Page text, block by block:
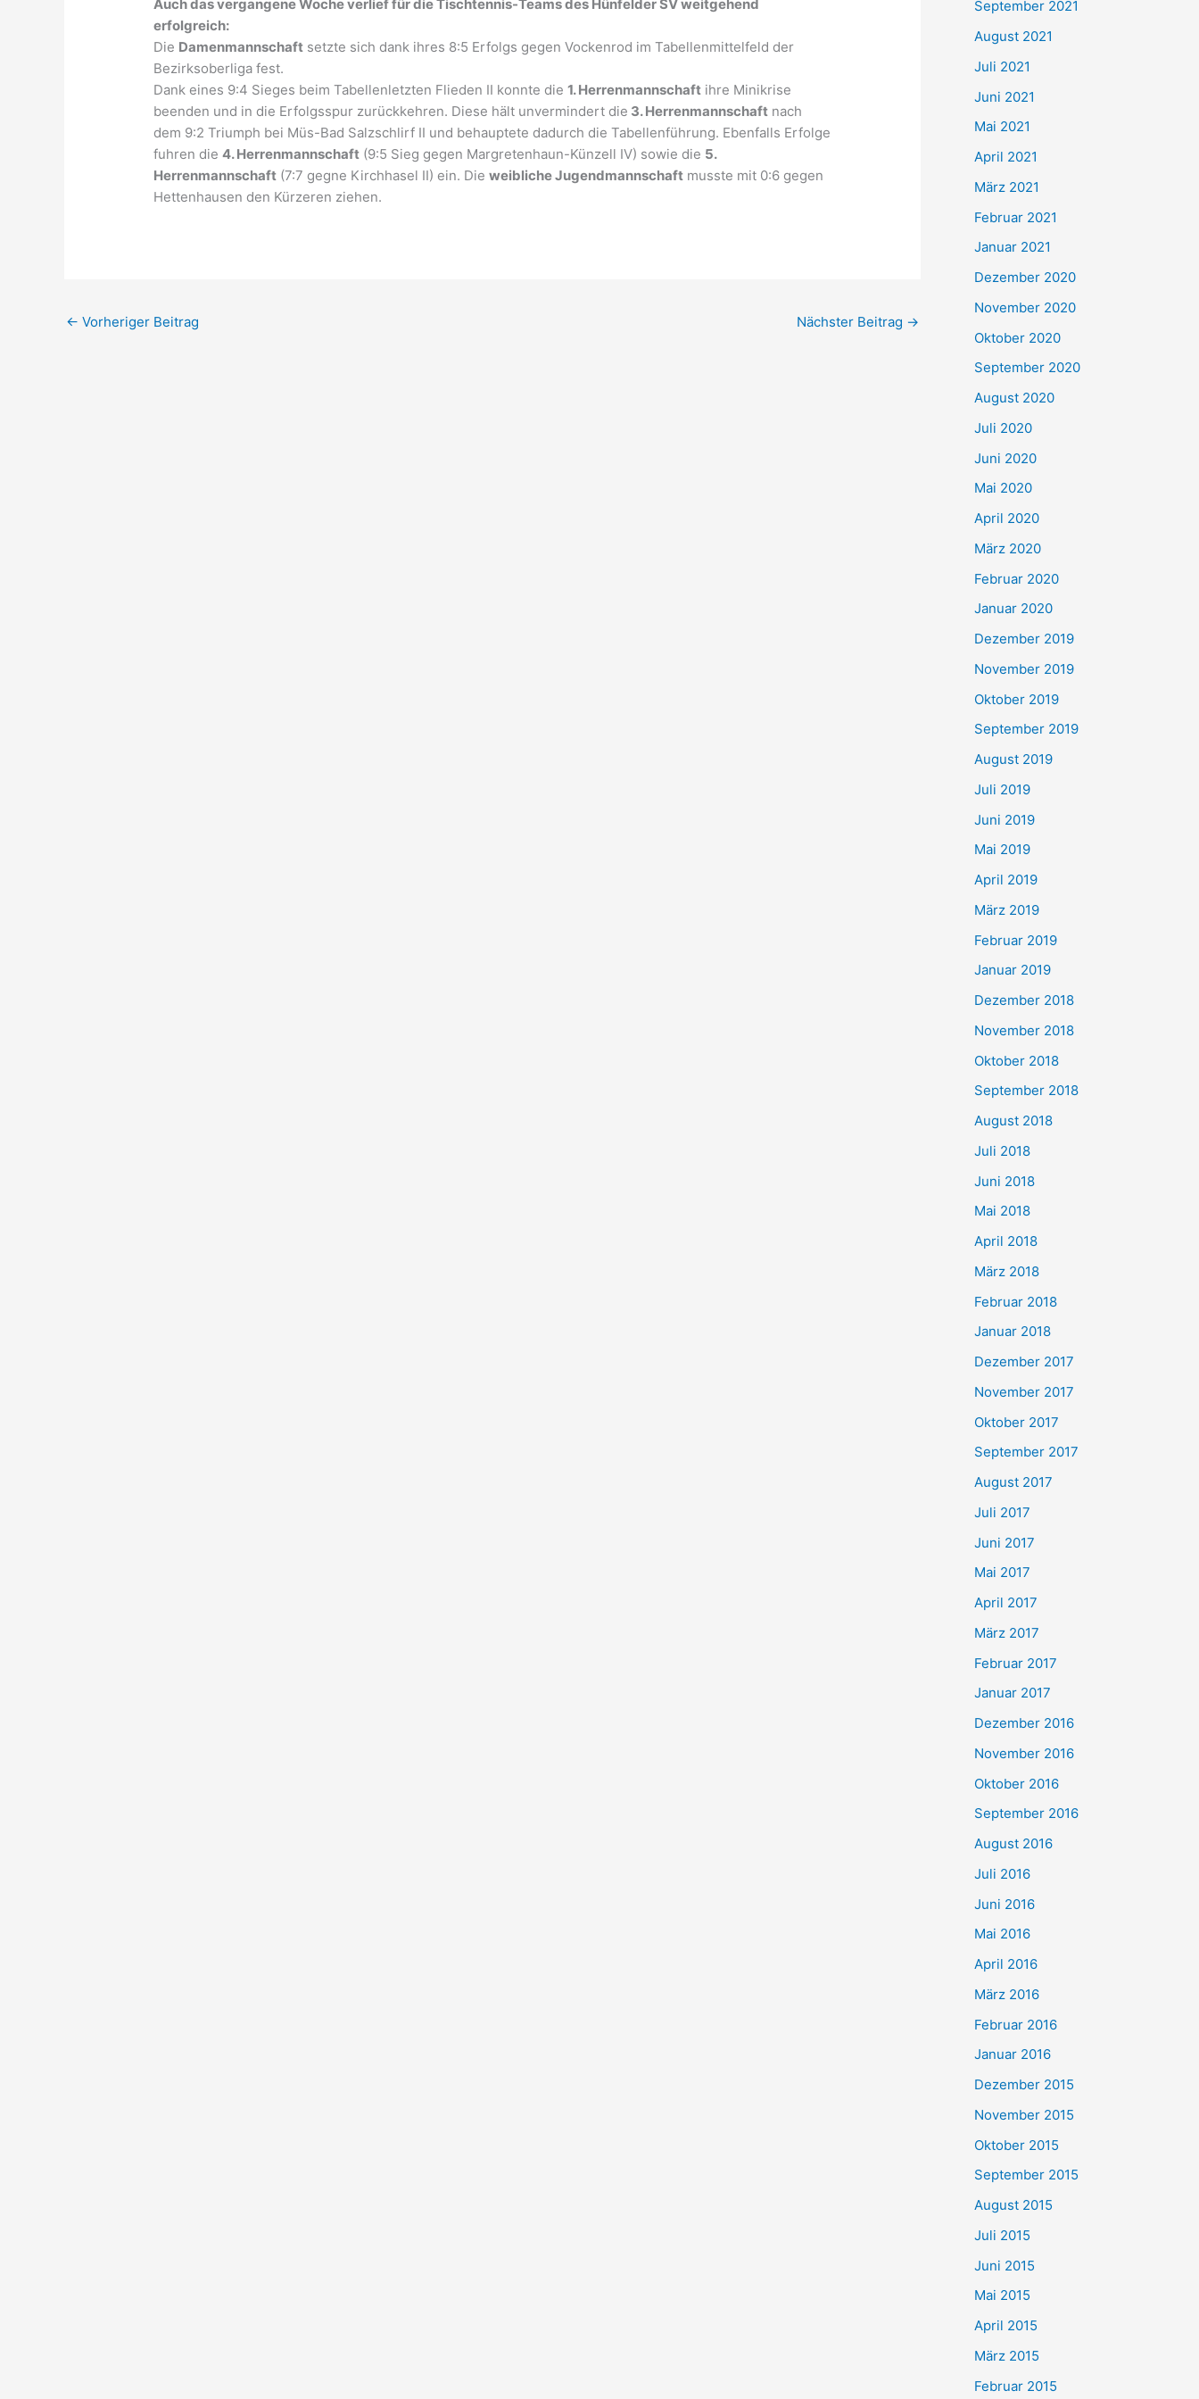
Auch das vergangene Woche verlief für die Tischtennis-Teams des Hünfelder SV weitgehend
erfolgreich:
Die Damenmannschaft setzte sich dank ihres 8:5 Erfolgs gegen Vockenrod im Tabellenmittelfeld der
Bezirksoberliga fest.
Dank eines 9:4 Sieges beim Tabellenletzten Flieden II konnte die1. Herrenmannschaft ihre Minikrise
beenden und in die Erfolgsspur zurückkehren. Diese hält unvermindert die 3. Herrenmannschaft nach
dem 9:2 Triumph bei Müs-Bad Salzschlirf II und behauptete dadurch die Tabellenführung. Ebenfalls Erfolge
fuhren die4. Herrenmannschaft (9:5 Sieg gegen Margretenhaun-Künzell IV) sowie die 5.
Herrenmannschaft (7:7 gegne Kirchhasel II) ein. Dieweibliche Jugendmannschaft musste mit 0:6 gegen
Hettenhausen den Kürzeren ziehen.
← Vorheriger Beitrag Nächster Beitrag →
h
:
September 2021
August 2021
Juli 2021
Juni 2021
Mai 2021
April 2021
März 2021
Februar 2021
Januar 2021
Dezember 2020
November 2020
Oktober 2020
September 2020
August 2020
Juli 2020
Juni 2020
Mai 2020
April 2020
März 2020
Februar 2020
Januar 2020
Dezember 2019
November 2019
Oktober 2019
September 2019
August 2019
Juli 2019
Juni 2019
Mai 2019
April 2019
März 2019
Februar 2019
Januar 2019
Dezember 2018
November 2018
Oktober 2018
September 2018
August 2018
Juli 2018
Juni 2018
Mai 2018
April 2018
März 2018
Februar 2018
Januar 2018
Dezember 2017
November 2017
Oktober 2017
September 2017
August 2017
Juli 2017
Juni 2017
Mai 2017
April 2017
März 2017
Februar 2017
Januar 2017
Dezember 2016
November 2016
Oktober 2016
September 2016
August 2016
Juli 2016
Juni 2016
Mai 2016
April 2016
März 2016
Februar 2016
Januar 2016
Dezember 2015
November 2015
Oktober 2015
September 2015
August 2015
Juli 2015
Juni 2015
Mai 2015
April 2015
März 2015
Februar 2015